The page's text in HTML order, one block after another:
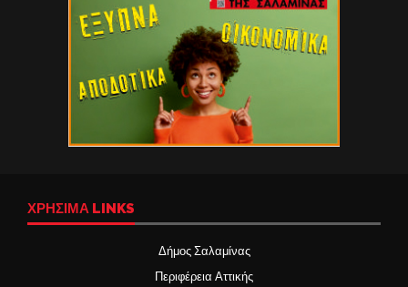
ΧΡΉΣΙΜΑ LINKS
Δήμος Σαλαμίνας
Περιφέρεια Αττικής